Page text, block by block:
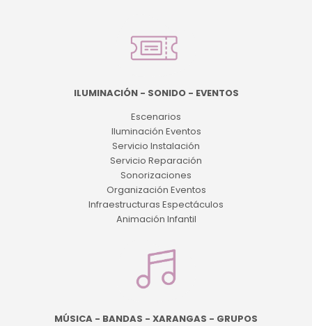
ILUMINACIÓN - SONIDO - EVENTOS
Escenarios
Iluminación Eventos
Servicio Instalación
Servicio Reparación
Sonorizaciones
Organización Eventos
Infraestructuras Espectáculos
Animación Infantil
MÚSICA - BANDAS - XARANGAS - GRUPOS